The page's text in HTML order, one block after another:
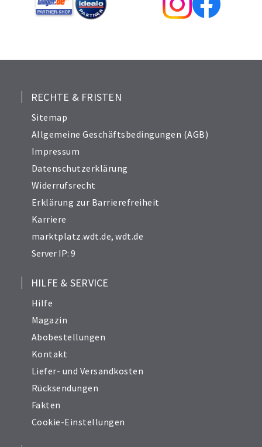
RECHTE & FRISTEN
Sitemap
Allgemeine Geschäftsbedingungen (AGB)
Impressum
Datenschutzerklärung
Widerrufsrecht
Erklärung zur Barrierefreiheit
Karriere
marktplatz.wdt.de,wdt.de
Server IP: 9
HILFE & SERVICE
Hilfe
Magazin
Abobestellungen
Kontakt
Liefer- und Versandkosten
Rücksendungen
Fakten
Cookie-Einstellungen